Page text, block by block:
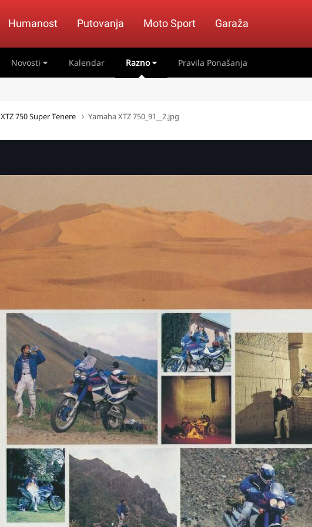
Humanost Putovanja Moto Sport Garaža
Novosti Kalendar Razno Pravila Ponašanja
XTZ 750 Super Tenere Yamaha XTZ 750_91__2.jpg